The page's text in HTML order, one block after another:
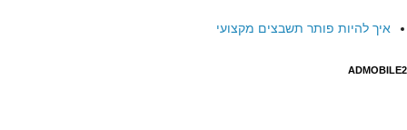
איך להיות פותר תשבצים מקצועי
ADMOBILE2